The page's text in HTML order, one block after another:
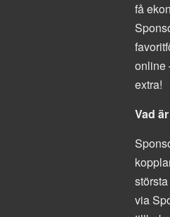
få
online
extra!
Vad
via